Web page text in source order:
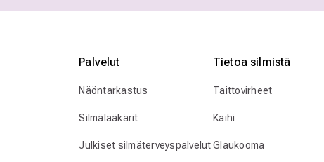
Palvelut
Näöntarkastus
Silmälääkärit
Julkiset silmäterveyspalvelut
Tietoa silmistä
Taittovirheet
Kaihi
Glaukooma